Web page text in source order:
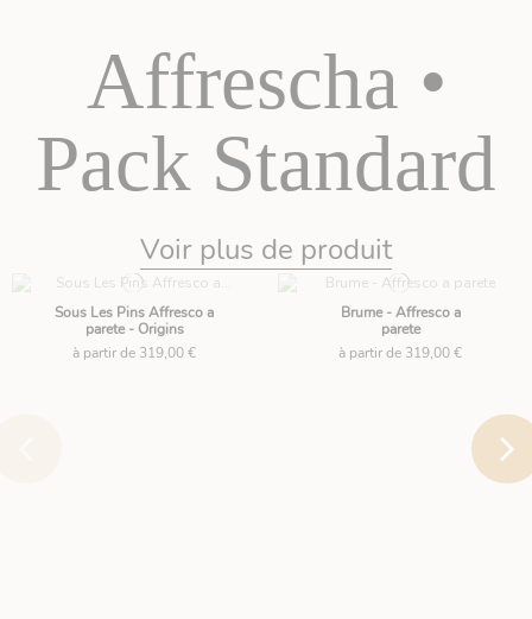
Affrescha •
Pack Standard
Voir plus de produit
Sous Les Pins Affresco a
parete - Origins
à partir de 319,00 €
Brume - Affresco a
parete
à partir de 319,00 €